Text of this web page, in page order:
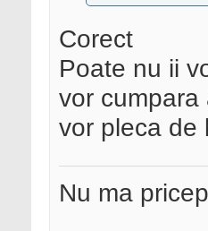
Corect
Poate nu ii
vor
vor pleca de
Nu ma